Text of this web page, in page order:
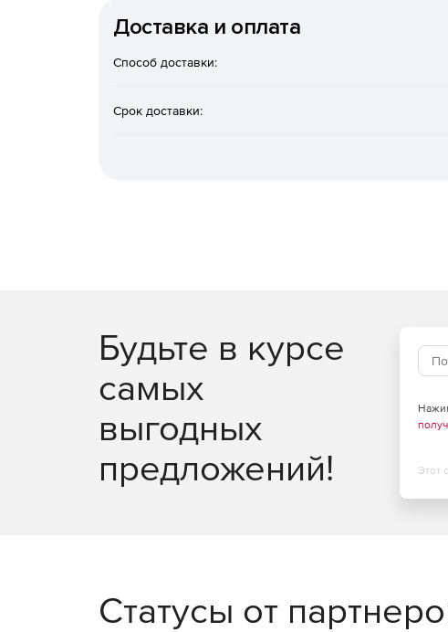
Доставка и оплата
Способ доставки:
Срок доставки:
Будьте в курсе
самых
выгодных
предложений!
Этот
Статусы от